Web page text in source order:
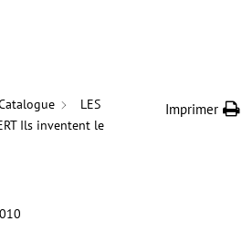
LES
Ils inventent le
Imprimer